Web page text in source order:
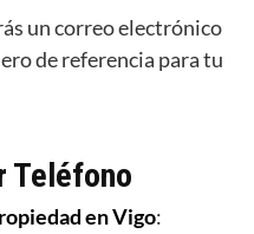
un correo electrónico
de referencia para tu
Teléfono
en Vigo: